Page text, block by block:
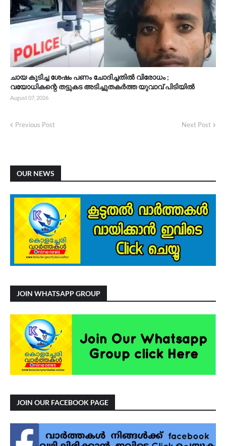
ചായ കുടിച്ച ശേഷം പണം ചോദിച്ചതിൽ വിരോധം ;
വയോധികന്റെ തട്ടുകട അടിച്ചുതകർത്ത യുവാവ് പിടിയിൽ
August 07, 2026
Previous Post Next Post
OUR NEWS
JOIN WHATSAPP GROUP
JOIN OUR FACEBOOK PAGE